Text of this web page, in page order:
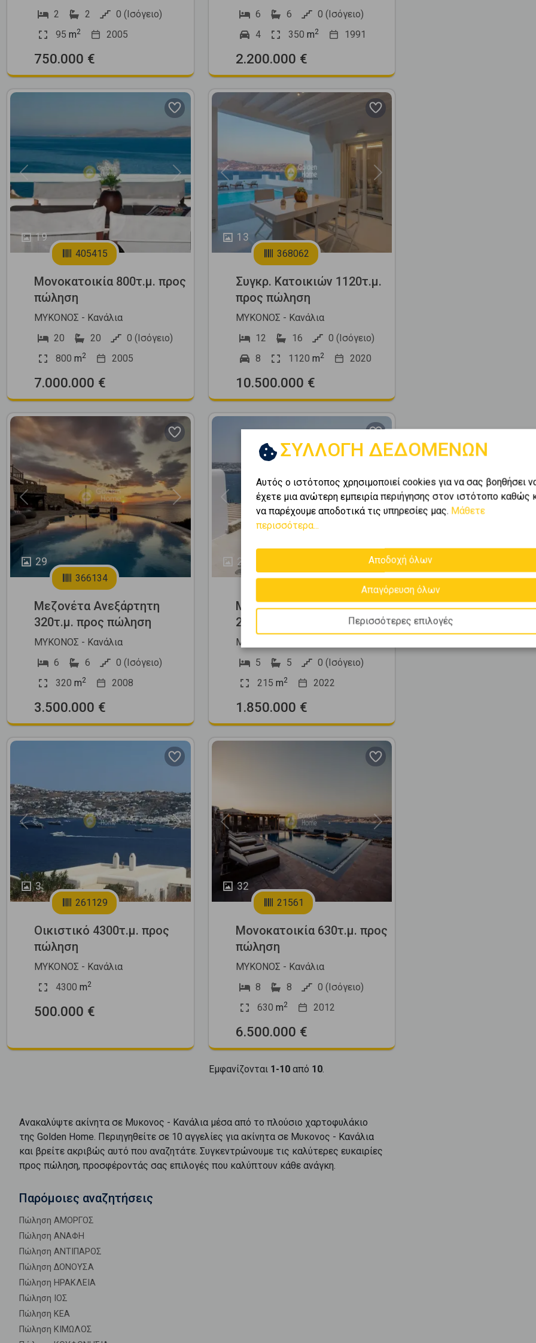
2
2
0 (Ισόγειο)
95 m2 2005
750.000 €
6
6
0 (Ισόγειο)
4
350 m2 1991
2.200.000 €
19
Next
405415
Μονοκατοικία 800τ.μ. προς
πώληση
ΜΥΚΟΝΟΣ - Κανάλια
20
20
0 (Ισόγειο)
800 m2 2005
7.000.000 €
13
Previous Next
368062
Συγκρ. Κατοικιών 1120τ.μ.
προς πώληση
ΜΥΚΟΝΟΣ - Κανάλια
12
16
0 (Ισόγειο)
8
1120 m2 2020
10.500.000 €
29
Previous Next
366134
Μεζονέτα Ανεξάρτητη
320τ.μ. προς πώληση
ΜΥΚΟΝΟΣ - Κανάλια
6
6
0 (Ισόγειο)
320 m2 2008
3.500.000 €
24
Previous Next
349014
Μεζονέτα Εφαπτόμενη
215τ.μ. προς πώληση
ΜΥΚΟΝΟΣ - Κανάλια
5
5
0 (Ισόγειο)
215 m2 2022
1.850.000 €
3
Previous Next
261129
Οικιστικό 4300τ.μ. προς
πώληση
ΜΥΚΟΝΟΣ - Κανάλια
4300 m2
500.000 €
32
Previous Next
21561
Μονοκατοικία 630τ.μ. προς
πώληση
ΜΥΚΟΝΟΣ - Κανάλια
8
8
0 (Ισόγειο)
630 m2 2012
6.500.000 €
Εμφανίζονται 1-10από 10.
Ανακαλύψτε ακίνητα σε Μυκονος - Κανάλια μέσα από το πλούσιο χαρτοφυλάκιο
της Golden Home. Περιηγηθείτε σε 10 αγγελίες για ακίνητα σε Μυκονος - Κανάλια
και βρείτε ακριβώς αυτό που αναζητάτε. Συγκεντρώνουμε τις καλύτερες ευκαιρίες
προς πώληση, προσφέροντάς σας επιλογές που καλύπτουν κάθε ανάγκη.
Παρόμοιες αναζητήσεις
Πώληση ΑΜΟΡΓΟΣ
Πώληση ΑΝΑΦΗ
Πώληση ΑΝΤΙΠΑΡΟΣ
Πώληση ΔΟΝΟΥΣΑ
Πώληση ΗΡΑΚΛΕΙΑ
Πώληση ΙΟΣ
Πώληση ΚΕΑ
Πώληση ΚΙΜΩΛΟΣ
ΣΥΛΛΟΓΗ ΔΕΔΟΜΕΝΩΝ
Αυτός ο ιστότοπος χρησιμοποιεί cookies για να σας βοηθήσει
έχετε μια ανώτερη εμπειρία περιήγησης στον ιστότοπο καθώς
να παρέχουμε αποδοτικά τις υπηρεσίες μας. Μάθετε
περισσότερα...
Αποδοχή όλων
Απαγόρευση όλων
Περισσότερες επιλογές